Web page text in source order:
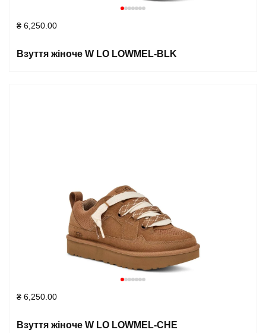
₴ 6,250.00
Взуття жіноче W LO LOWMEL-BLK
₴ 6,250.00
Взуття жіноче W LO LOWMEL-CHE